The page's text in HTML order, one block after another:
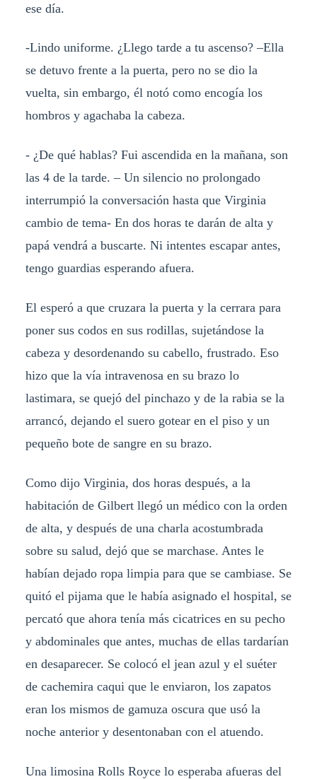
ese día.
-Lindo uniforme. ¿Llego tarde a tu ascenso? –Ella
se detuvo frente a la puerta, pero no se dio la
vuelta, sin embargo, él notó como encogía los
hombros y agachaba la cabeza.
- ¿De qué hablas? Fui ascendida en la mañana, son
las 4 de la tarde. – Un silencio no prolongado
interrumpió la conversación hasta que Virginia
cambio de tema- En dos horas te darán de alta y
papá vendrá a buscarte. Ni intentes escapar antes,
tengo guardias esperando afuera.
El esperó a que cruzara la puerta y la cerrara para
poner sus codos en sus rodillas, sujetándose la
cabeza y desordenando su cabello, frustrado. Eso
hizo que la vía intravenosa en su brazo lo
lastimara, se quejó del pinchazo y de la rabia se la
arrancó, dejando el suero gotear en el piso y un
pequeño bote de sangre en su brazo.
Como dijo Virginia, dos horas después, a la
habitación de Gilbert llegó un médico con la orden
de alta, y después de una charla acostumbrada
sobre su salud, dejó que se marchase. Antes le
habían dejado ropa limpia para que se cambiase. Se
quitó el pijama que le había asignado el hospital, se
percató que ahora tenía más cicatrices en su pecho
y abdominales que antes, muchas de ellas tardarían
en desaparecer. Se colocó el jean azul y el suéter
de cachemira caqui que le enviaron, los zapatos
eran los mismos de gamuza oscura que usó la
noche anterior y desentonaban con el atuendo.
Una limosina Rolls Royce lo esperaba afueras del